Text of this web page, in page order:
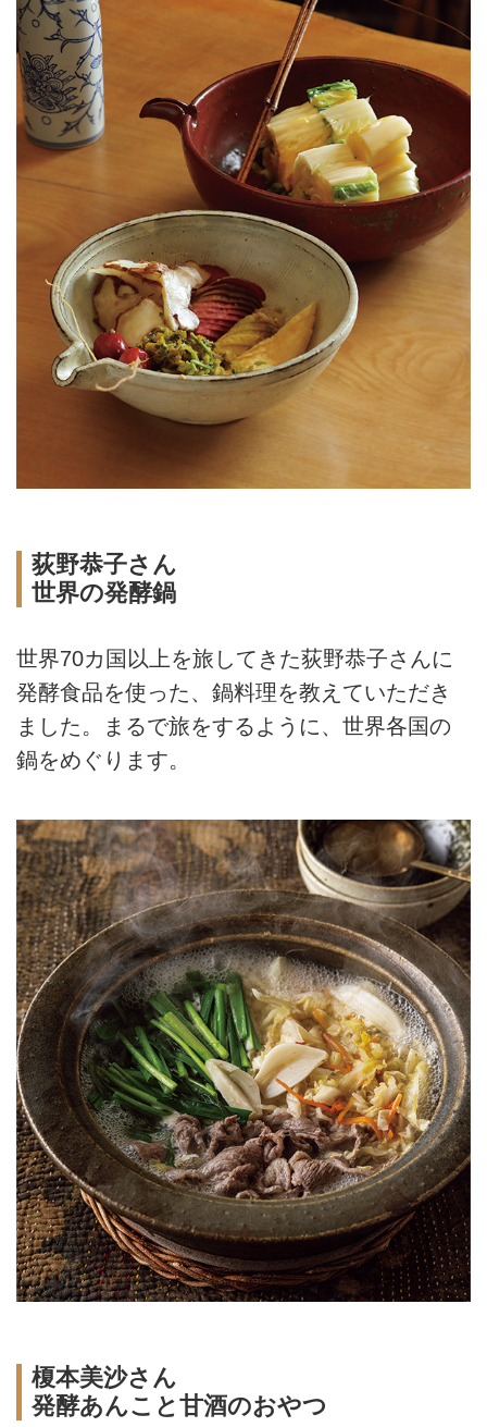
荻野恭子さん
世界の発酵鍋
世界70カ国以上を旅してきた荻野恭子さんに
発酵食品を使った、鍋料理を教えていただき
ました。まるで旅をするように、世界各国の
鍋をめぐります。
榎本美沙さん
発酵あんこと甘酒のおやつ